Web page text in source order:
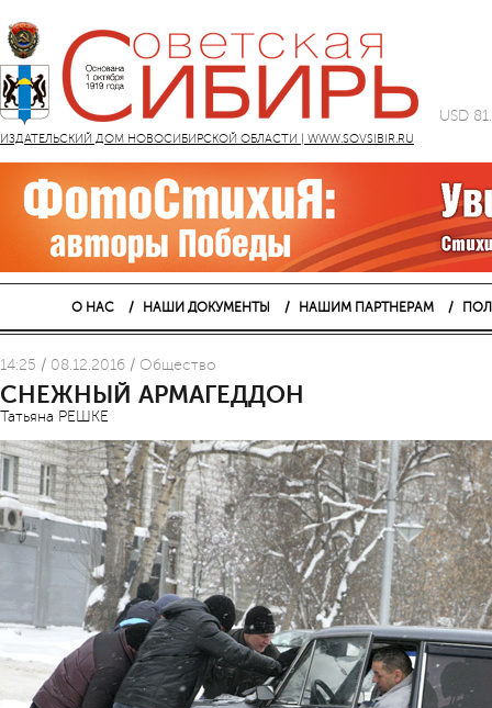
ИЗДАТЕЛЬСКИЙ ДОМ НОВОСИБИРСКОЙ ОБЛАСТИ | WWW.SOVSIBIR.RU
USD
О НАС НАШИ ДОКУМЕНТЫ НАШИМ ПАРТНЕРАМ
14:25 / 08.12.2016 / Общество
СНЕЖНЫЙ АРМАГЕДДОН
Татьяна РЕШКЕ